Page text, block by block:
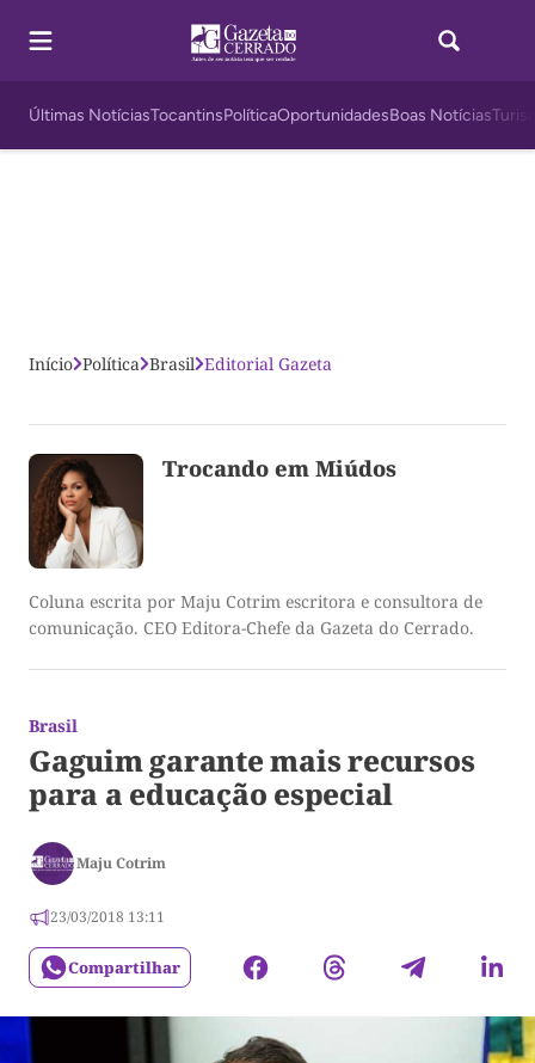
Últimas NotíciasTocantinsPolíticaOportunidadesBoas Notícias
Início Política Brasil Editorial Gazeta
Trocando em Miúdos
Coluna escrita por Maju Cotrim escritora e consultora de
comunicação. CEO Editora-Chefe da Gazeta do Cerrado.
Brasil
Gaguim garante mais recursos
para a educação especial
Maju Cotrim
23/03/2018 13:11
Compartilhar